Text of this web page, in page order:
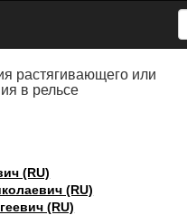
растягивающего или
в рельсе
(RU)
(RU)
(RU)